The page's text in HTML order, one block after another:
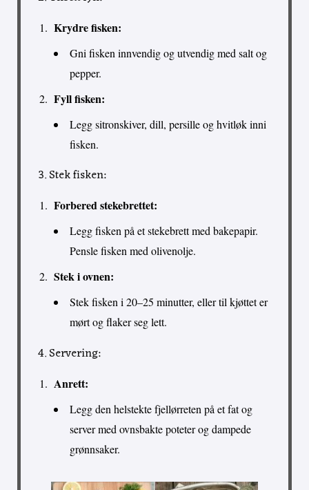
Krydre fisken:
Gni fisken innvendig og utvendig med salt og
pepper.
Fyll fisken:
Legg sitronskiver, dill, persille og hvitløk inni
fisken.
3. Stek fisken:
Forbered stekebrettet:
Legg fisken på et stekebrett med bakepapir.
Pensle fisken med olivenolje.
Stek i ovnen:
Stek fisken i 20–25 minutter, eller til kjøttet er
mørt og flaker seg lett.
4. Servering:
Anrett:
Legg den helstekte fjellørreten på et fat og
server med ovnsbakte poteter og dampede
grønnsaker.